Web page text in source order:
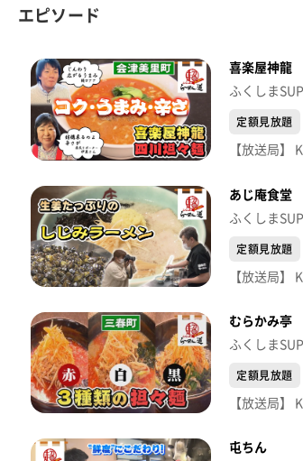
エピソード
喜楽屋神龍
ふくしま
定額見放題
あじ庵食堂
ふくしま
定額見放題
むらかみ亭
ふくしま
定額見放題
屯ちん